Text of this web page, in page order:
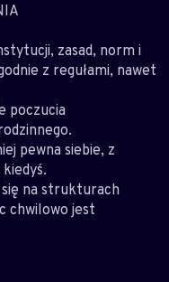
zasad, norm i
z regułami, nawet
poczucia
pewna siebie, z
na strukturach
chwilowo jest